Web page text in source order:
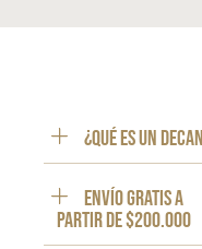
¿Qué es un
ENVÍO GRATIS a
partir de $200.000